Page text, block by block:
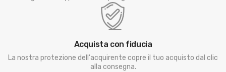
Acquista con fiducia
La nostra protezione dell'acquirente copre il tuo acquisto dal clic
alla consegna.